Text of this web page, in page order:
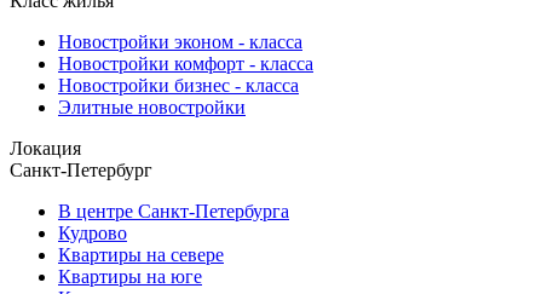
Новостройки эконом - класса
Новостройки комфорт - класса
Новостройки бизнес - класса
Элитные новостройки
Локация
Санкт-Петербург
В центре Санкт-Петербурга
Кудрово
Квартиры на севере
Квартиры на юге